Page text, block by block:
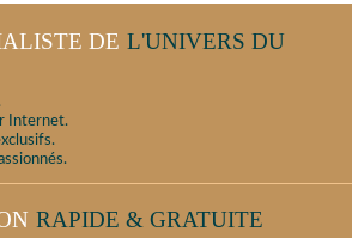
DE L'UNIVERS DU
Internet.
RAPIDE & GRATUITE